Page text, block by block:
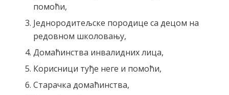
помоћи,
Једнородитељске породице са децом на
редовном школовању,
Домаћинства инвалидних лица,
Корисници туђе неге и помоћи,
Старачка домаћинства,